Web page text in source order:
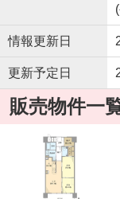
情報更新日
更新予定日
販売物件一